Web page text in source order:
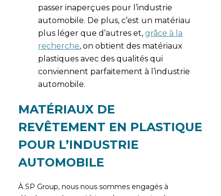
passer inaperçues pour l’industrie
automobile. De plus, c’est un matériau
plus léger que d’autres et,grâce à la
recherche, on obtient des matériaux
plastiques avec des qualités qui
conviennent parfaitement à l’industrie
automobile.
MATÉRIAUX DE
REVÊTEMENT EN PLASTIQUE
POUR L’INDUSTRIE
AUTOMOBILE
À SP Group, nous nous sommes engagés à